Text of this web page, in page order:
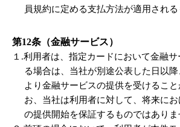
員規約に定める支払方法が適用される
第12条（金融サービス）
１.利用者は、指定カードにおいて金融
る場合は、当社が別途公表した日以
より金融サービスの提供を受けるこ
お、当社は利用者に対して、将来に
の提供開始を保証するものではありま